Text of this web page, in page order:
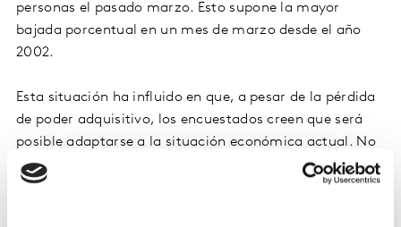
personas el pasado marzo. Esto supone la mayor
bajada porcentual en un mes de marzo desde el año
2002.
Esta situación ha influido en que, a pesar de la pérdida
de poder adquisitivo, los encuestados creen que será
posible adaptarse a la situación económica actual. No
obstante, esa adaptación también pasa por contener
los presupuestos domésticos.